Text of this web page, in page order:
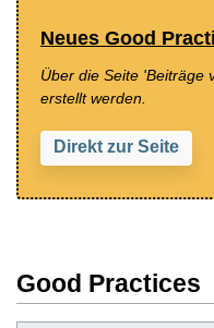
Neues Good
Über die Seite 'Beiträge
erstellt werden.
Direkt zur Seite
Good Practices